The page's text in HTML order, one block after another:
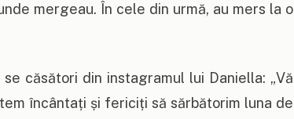
mergeau. În cele din urmă, au mers la o
căsători din instagramul lui Daniella: „Vă
încântați și fericiți să sărbătorim luna de